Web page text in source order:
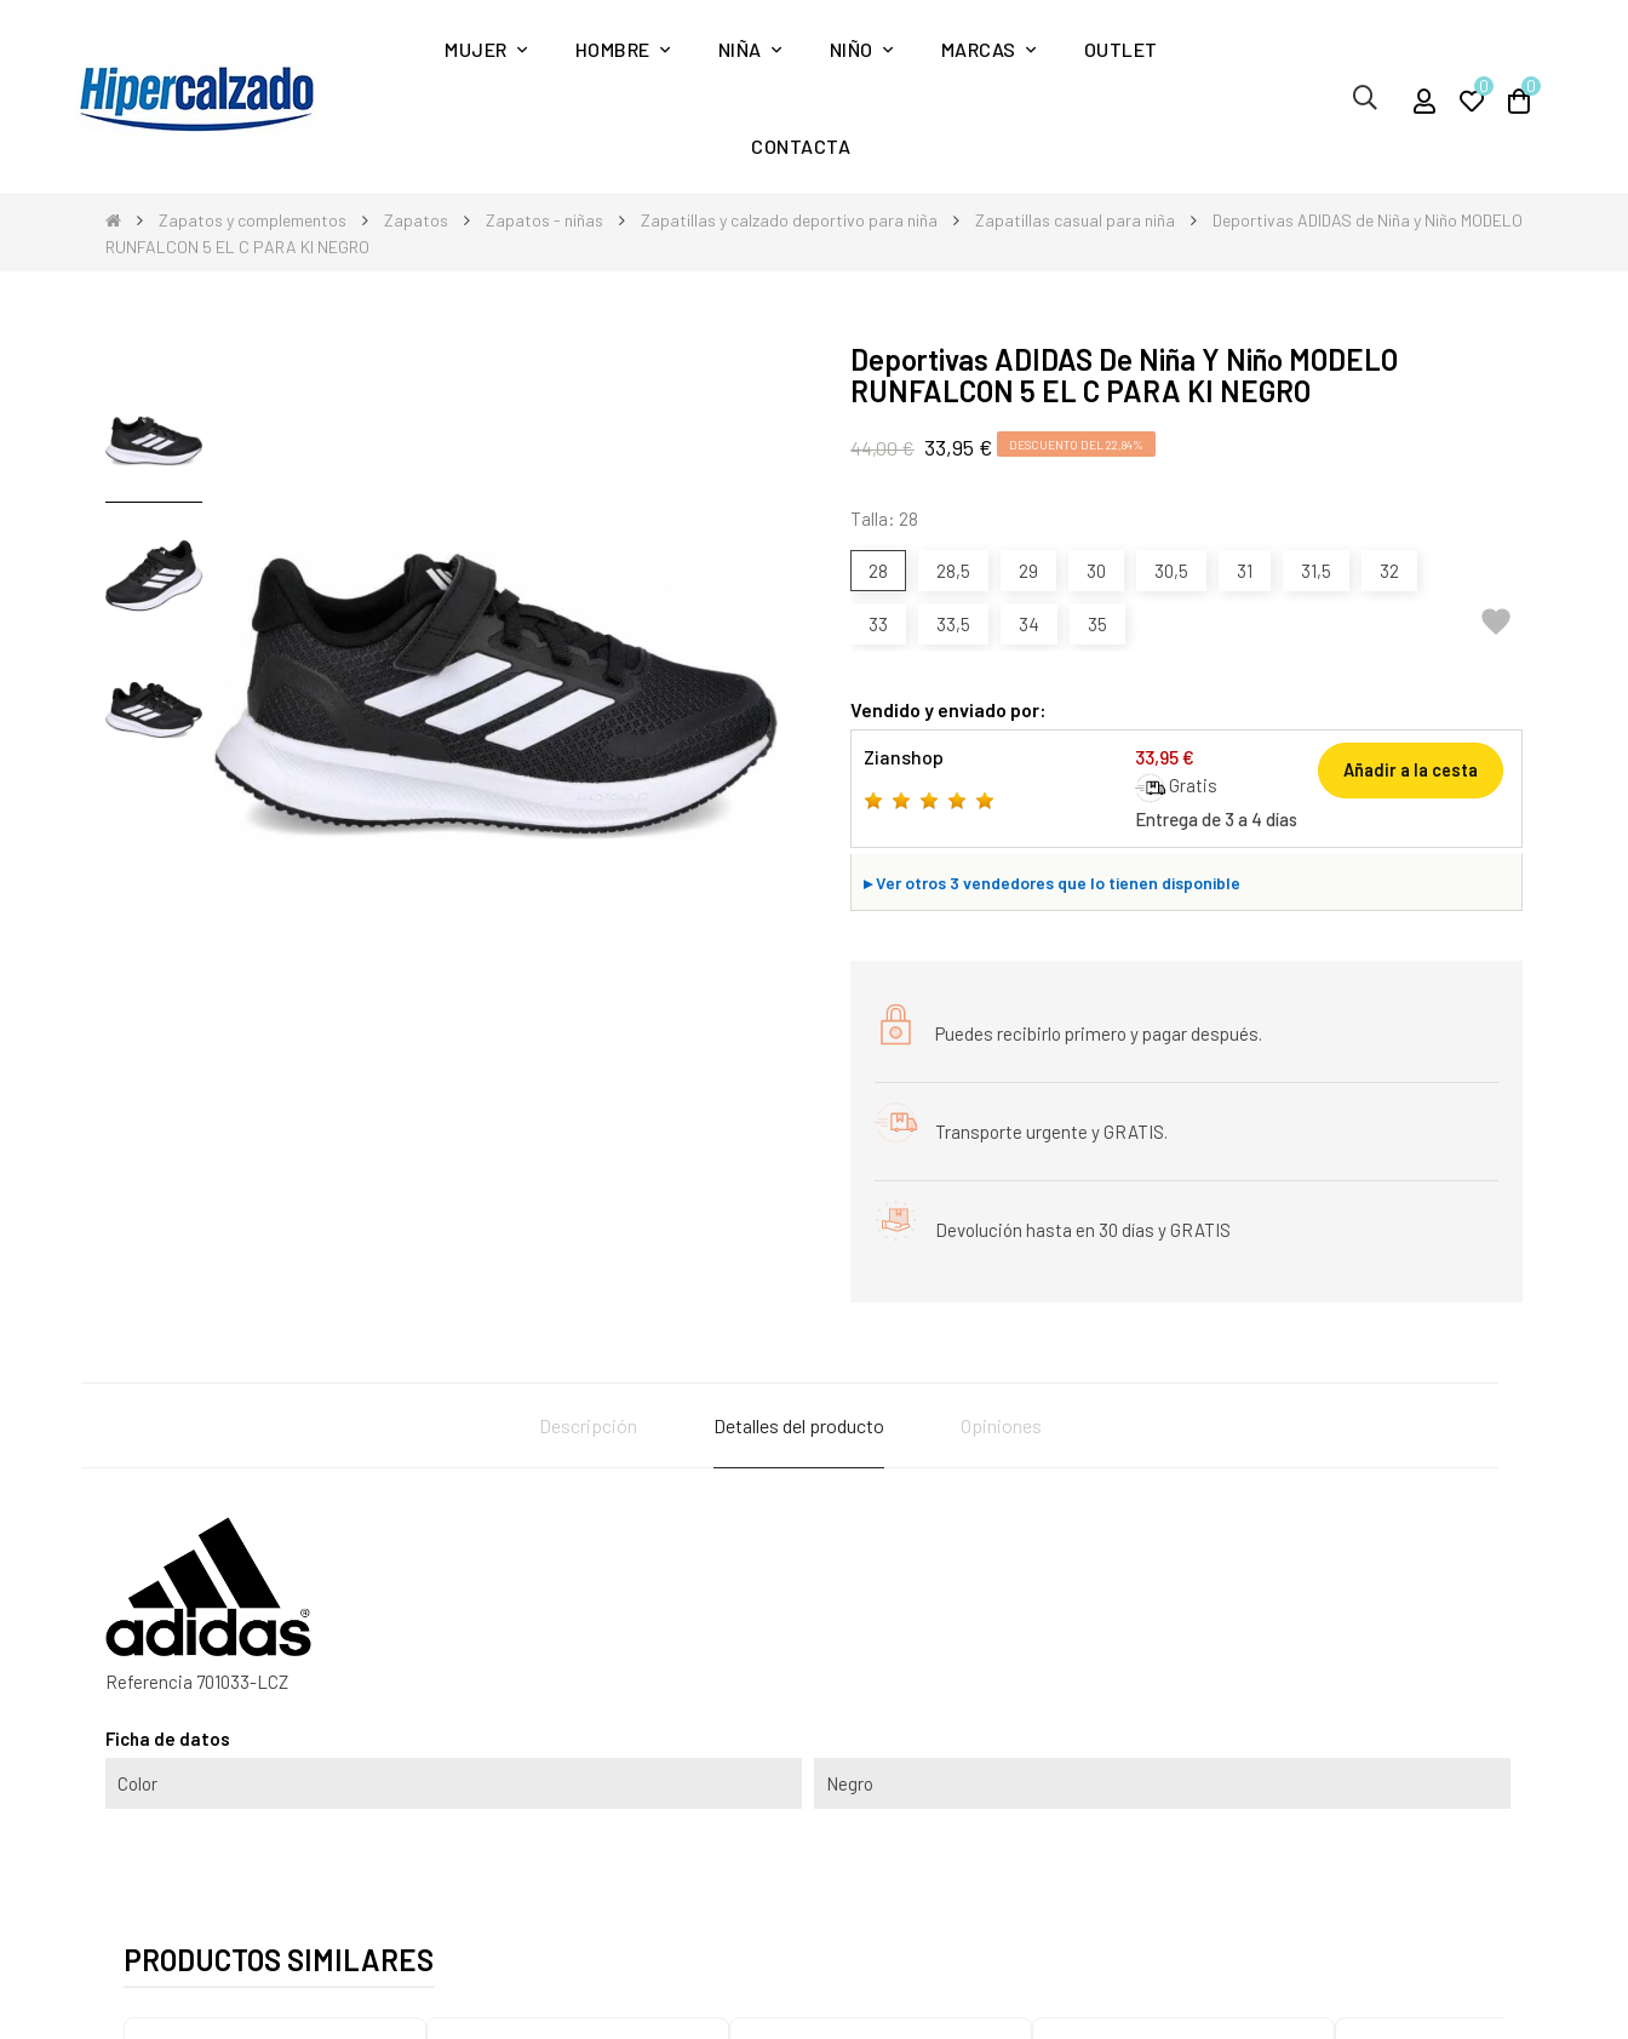
MUJER HOMBRE NIÑA NIÑO MARCAS OUTLET
CONTACTA
0 0
Zapatos y complementos Zapatos Zapatos - niñas Zapatillas y calzado deportivo para niña Zapatillas casual para niña
Deportivas ADIDAS de Niña y Niño MODELO
RUNFALCON 5 EL C PARA KI NEGRO
Deportivas ADIDAS De Niña Y Niño MODELO
RUNFALCON 5 EL C PARA KI NEGRO
44,00 € 33,95 € DESCUENTO DEL 22,84%
Talla: 28
28 28,5 29 30 30,5 31 31,5 32
33 33,5 34 35 
Vendido y enviado por:
Zianshop 33,95 €
Gratis
Entrega de 3 a 4 días
Añadir a la cesta
▸Ver otros 3 vendedores que lo tienen disponible
Puedes recibirlo primero y pagar después.
Transporte urgente y GRATIS.
Devolución hasta en 30 días y GRATIS
Descripción Detalles del producto Opiniones
Referencia 701033-LCZ
Ficha de datos
Color Negro
PRODUCTOS SIMILARES